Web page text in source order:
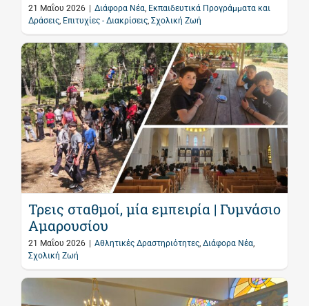
21 Μαΐου 2026 | Διάφορα Νέα, Εκπαιδευτικά Προγράμματα και
Δράσεις, Επιτυχίες - Διακρίσεις, Σχολική Ζωή
Τρεις σταθμοί, μία εμπειρία | Γυμνάσιο
Αμαρουσίου
21 Μαΐου 2026 | Αθλητικές Δραστηριότητες, Διάφορα Νέα,
Σχολική Ζωή